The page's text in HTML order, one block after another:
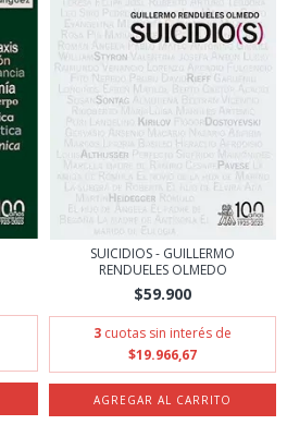
SUICIDIOS - GUILLERMO
RENDUELES OLMEDO
$59.900
3 cuotas sin interés de
$19.966,67